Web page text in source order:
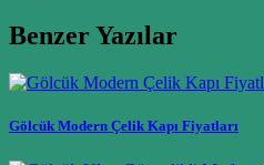
Benzer Yazılar
Gölcük Modern Çelik Kapı Fiyatları